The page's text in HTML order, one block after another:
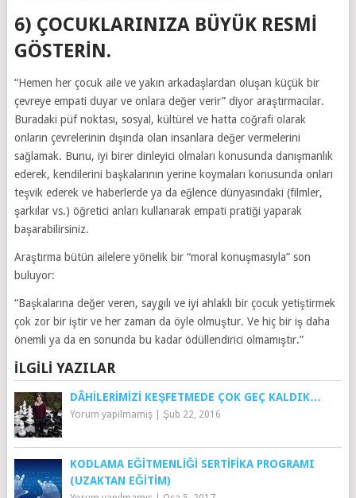
6) ÇOCUKLARINIZA BÜYÜK RESMI
GÖSTERIN.
“Hemen her çocuk aile ve yakın arkadaşlardan oluşan küçük bir
çevreye empati duyar ve onlara değer verir” diyor araştırmacılar.
Buradaki püf noktası, sosyal, kültürel ve hatta coğrafi olarak
onların çevrelerinin dışında olan insanlara değer vermelerini
sağlamak. Bunu, iyi birer dinleyici olmaları konusunda danışmanlık
ederek, kendilerini başkalarının yerine koymaları konusunda onları
teşvik ederek ve haberlerde ya da eğlence dünyasındaki (filmler,
şarkılar vs.) öğretici anları kullanarak empati pratiği yaparak
başarabilirsiniz.
Araştırma bütün ailelere yönelik bir “moral konuşmasıyla” son
buluyor:
“Başkalarına değer veren, saygılı ve iyi ahlaklı bir çocuk yetiştirmek
çok zor bir iştir ve her zaman da öyle olmuştur. Ve hiç bir iş daha
önemli ya da en sonunda bu kadar ödüllendirici olmamıştır.”
İLGILI YAZILAR
DÂHILERIMIZI KEŞFETMEDE ÇOK GEÇ KALDIK…
Yorum yapılmamış| Şub 22, 2016
KODLAMA EĞITMENLIĞI SERTIFIKA PROGRAMI
(UZAKTAN EĞİTİM)